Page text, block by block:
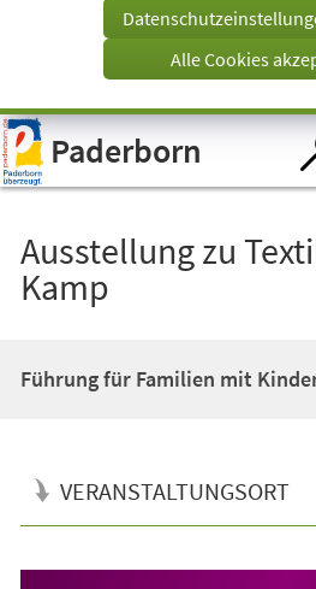
Visuelle
Assistenzsoftware
öffnen.
Tab)
Alle Cookies
Paderborn
Ausstellung zu
Kamp
Führung für Familien mit
VERANSTALTUNGSORT